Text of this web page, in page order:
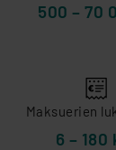
500 – 70
Maksuerien
6 – 180